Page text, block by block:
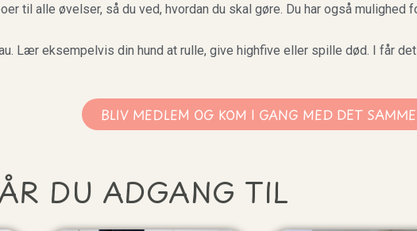
til alle øvelser, så du ved, hvordan du skal gøre. Du har også mulighed
Lær eksempelvis din hund at rulle, give highfive eller spille død. I får
BLIV MEDLEM OG KOM I GANG MED DET SAMME
DU ADGANG TIL